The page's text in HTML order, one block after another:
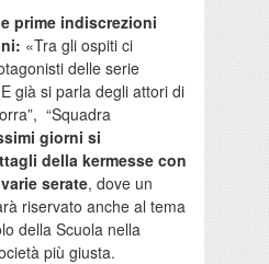
prime indiscrezioni
«Tra gli ospiti ci
delle serie
già si parla degli attori di
“Squadra
giorni si
della kermesse con
serate, dove un
riservato anche al tema
della Scuola nella
più giusta.